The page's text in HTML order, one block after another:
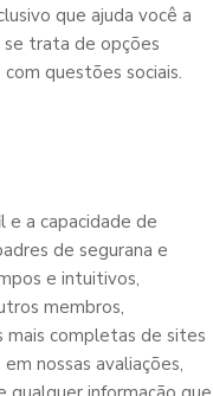
que ajuda você a
se trata de opções
questões sociais.
e a capacidade de
de segurana e
e intuitivos,
membros,
mais completas de sites
nossas avaliações,